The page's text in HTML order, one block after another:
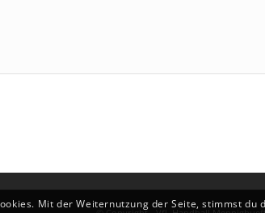
Mit der Weiternutzung der Seite, stimmst du